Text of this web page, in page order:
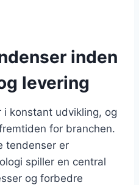
inden
levering
i konstant udvikling, og
for branchen.
tendenser er
spiller en central
og forbedre